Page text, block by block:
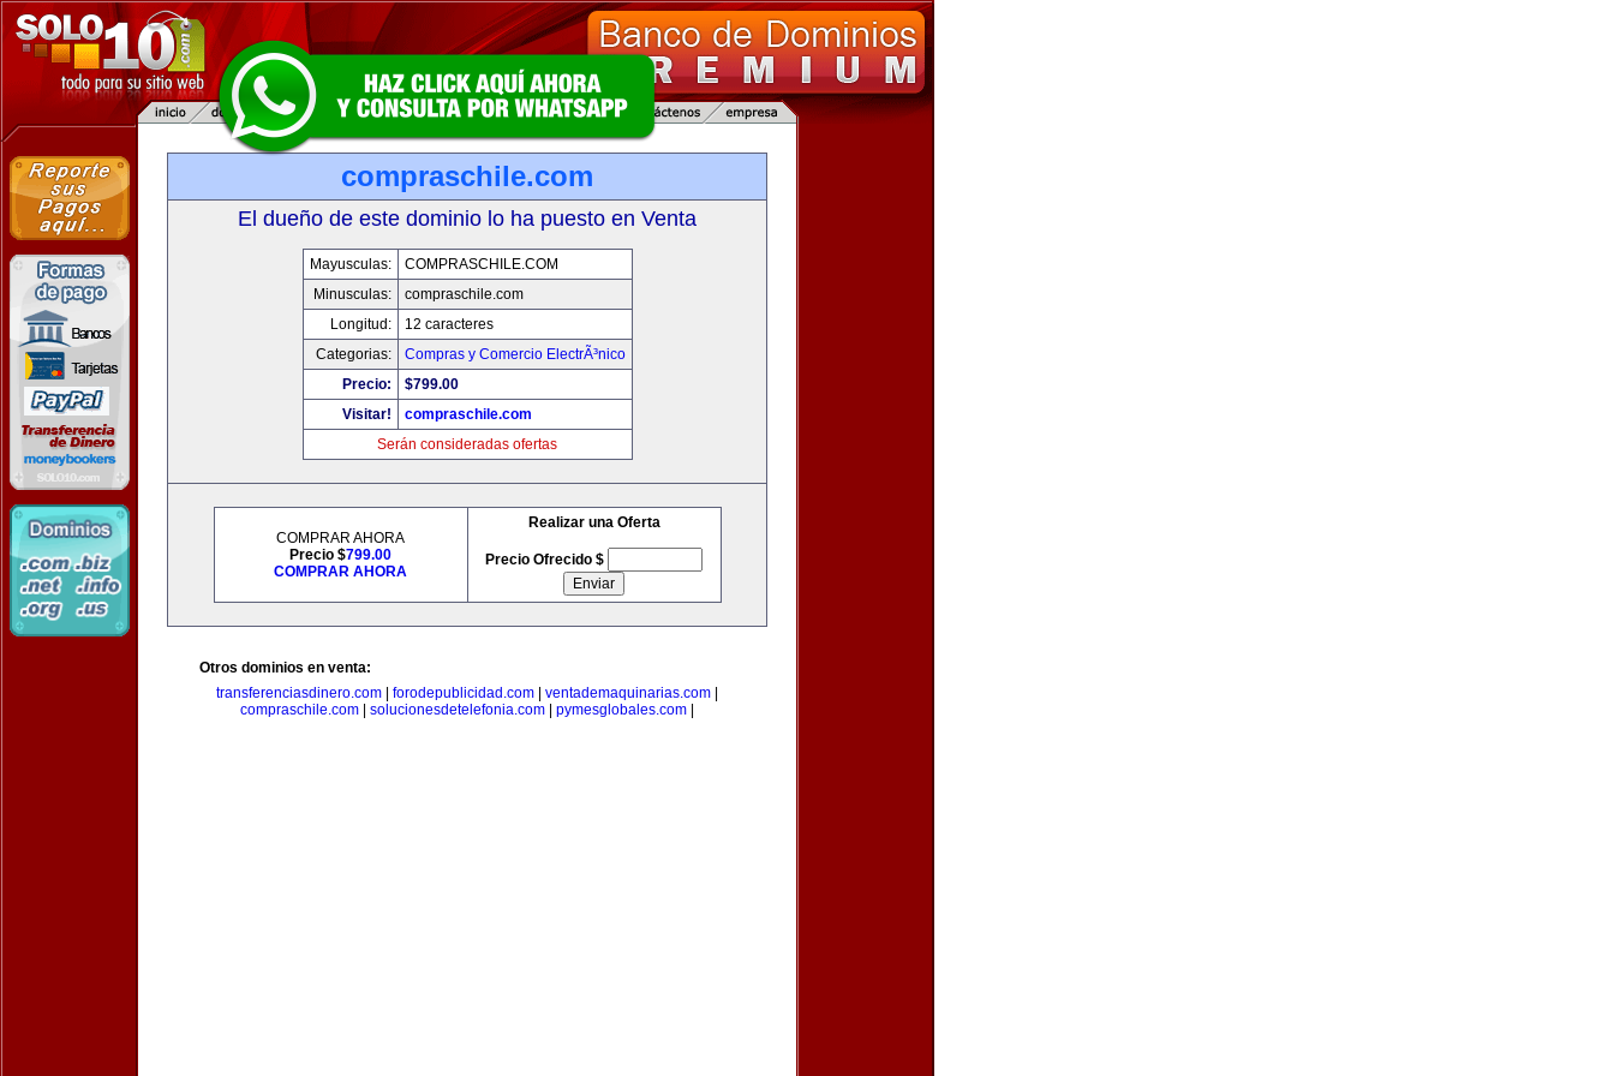
compraschile.com
El dueño de este dominio lo ha puesto en Venta
Mayusculas:
COMPRASCHILE.COM
Minusculas:
compraschile.com
Longitud:
12 caracteres
Categorias:
Compras y Comercio ElectrÃ³nico
Precio:
$799.00
Visitar!
compraschile.com
Serán consideradas ofertas
COMPRAR AHORA
Precio $799.00
COMPRAR AHORA
Realizar una Oferta
Precio Ofrecido $
Otros dominios en venta:
transferenciasdinero.com
forodepublicidad.com ventademaquinarias.com
compraschile.com
solucionesdetelefonia.com pymesglobales.com